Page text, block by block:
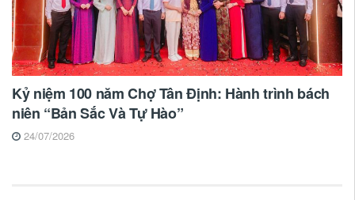
Kỷ niệm 100 năm Chợ Tân Định: Hành trình bách
niên “Bản Sắc Và Tự Hào”
24/07/2026